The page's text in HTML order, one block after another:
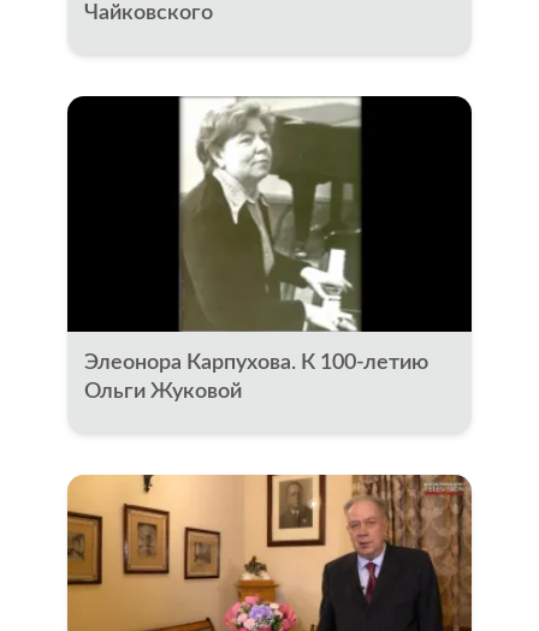
Чайковского
Элеонора Карпухова. К 100-летию
Ольги Жуковой